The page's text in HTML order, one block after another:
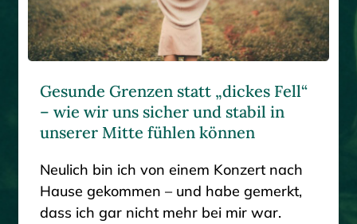
Gesunde Grenzen statt „dickes Fell“
– wie wir uns sicher und stabil in
unserer Mitte fühlen können
Neulich bin ich von einem Konzert nach
Hause gekommen – und habe gemerkt,
dass ich gar nicht mehr bei mir war.